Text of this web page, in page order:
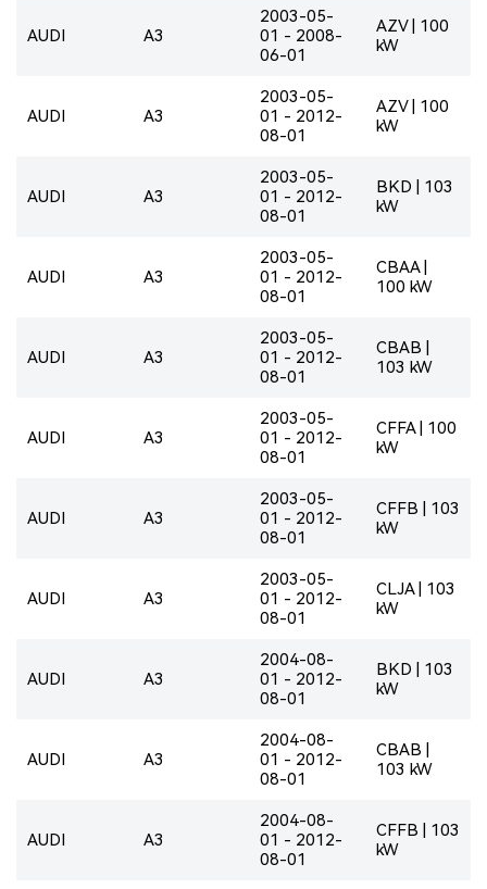
AUDI A3
2003-05-
01 - 2008-
06-01
AZV | 100
kW
AUDI A3
2003-05-
01 - 2012-
08-01
AZV | 100
kW
AUDI A3
2003-05-
01 - 2012-
08-01
BKD | 103
kW
AUDI A3
2003-05-
01 - 2012-
08-01
CBAA |
100 kW
AUDI A3
2003-05-
01 - 2012-
08-01
CBAB |
103 kW
AUDI A3
2003-05-
01 - 2012-
08-01
CFFA | 100
kW
AUDI A3
2003-05-
01 - 2012-
08-01
CFFB | 103
kW
AUDI A3
2003-05-
01 - 2012-
08-01
CLJA | 103
kW
AUDI A3
2004-08-
01 - 2012-
08-01
BKD | 103
kW
AUDI A3
2004-08-
01 - 2012-
08-01
CBAB |
103 kW
AUDI A3
2004-08-
01 - 2012-
08-01
CFFB | 103
kW